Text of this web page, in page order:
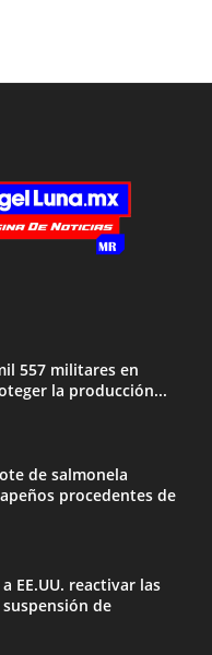
557 militares en
la producción...
de salmonela
procedentes de
EE.UU. reactivar las
de